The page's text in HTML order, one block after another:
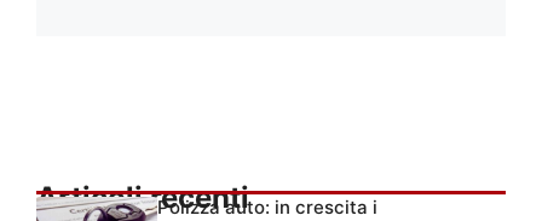
Articoli recentiPolizza auto: in crescita i